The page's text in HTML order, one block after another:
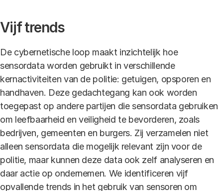
Vijf trends
De cybernetische loop maakt inzichtelijk hoe
sensordata worden gebruikt in verschillende
kernactiviteiten van de politie: getuigen, opsporen en
handhaven. Deze gedachtegang kan ook worden
toegepast op andere partijen die sensordata gebruiken
om leefbaarheid en veiligheid te bevorderen, zoals
bedrijven, gemeenten en burgers. Zij verzamelen niet
alleen sensordata die mogelijk relevant zijn voor de
politie, maar kunnen deze data ook zelf analyseren en
daar actie op ondernemen. We identificeren vijf
opvallende trends in het gebruik van sensoren om